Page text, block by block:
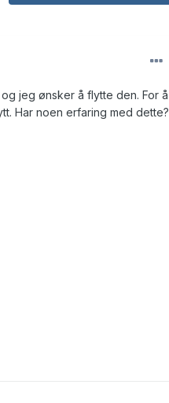
jeg ønsker å flytte den. For å
Har noen erfaring med dette?